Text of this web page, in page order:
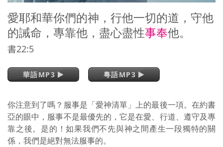
愛耶和華你們的神，行他一切的道，守他
的誡命，專靠他，盡心盡性事奉他。
書22:5
華語MP3 粵語MP3
你注意到了嗎？服事是「愛神清單」上的最後一項。在約書
亞的眼中，服事不是最優先的，它是在愛、行道、遵守及專
靠之後。是的！如果我們不先與神之間產生一段獨特的關
係，我們是絕對無法服事的。